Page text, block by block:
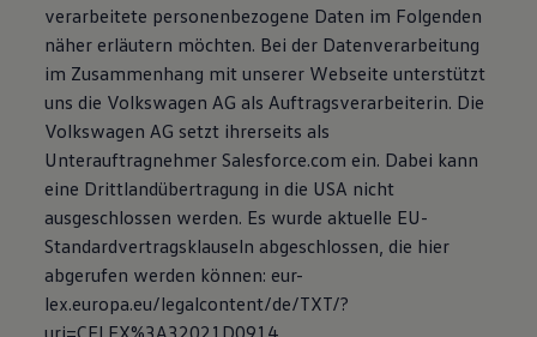
verarbeitete personenbezogene Daten im Folgenden
näher erläutern möchten. Bei der Datenverarbeitung
im Zusammenhang mit unserer Webseite unterstützt
uns die Volkswagen AG als Auftragsverarbeiterin. Die
Volkswagen AG setzt ihrerseits als
Unterauftragnehmer Salesforce.com ein. Dabei kann
eine Drittlandübertragung in die USA nicht
ausgeschlossen werden. Es wurde aktuelle EU-
Standardvertragsklauseln abgeschlossen, die hier
abgerufen werden können: eur-
lex.europa.eu/legalcontent/de/TXT/?
uri=CELEX%3A32021D0914.